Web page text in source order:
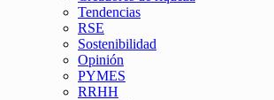
Tendencias
RSE
Sostenibilidad
Opinión
PYMES
RRHH